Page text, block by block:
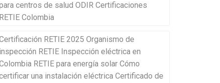
centros de salud ODIR Certificaciones
RETIE Colombia
RETIE 2025 Organismo de
inspección RETIE Inspección eléctrica en
RETIE para energía solar Cómo
una instalación eléctrica Certificado de